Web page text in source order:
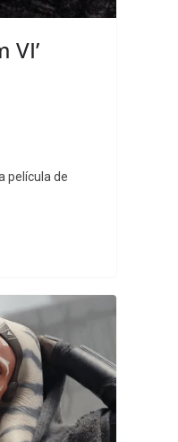
VI’
película de